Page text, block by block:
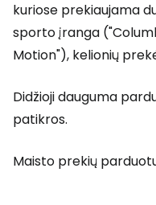
kuriose prekiaujama
sporto įranga
Motion"), kelionių
Didžioji dauguma
patikros.
Maisto prekių